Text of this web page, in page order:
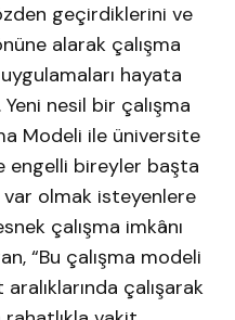
geçirdiklerini ve
alarak çalışma
hayata
nesil bir çalışma
Modeli ile üniversite
engelli bireyler başta
olmak isteyenlere
çalışma imkânı
“Bu çalışma modeli
çalışarak